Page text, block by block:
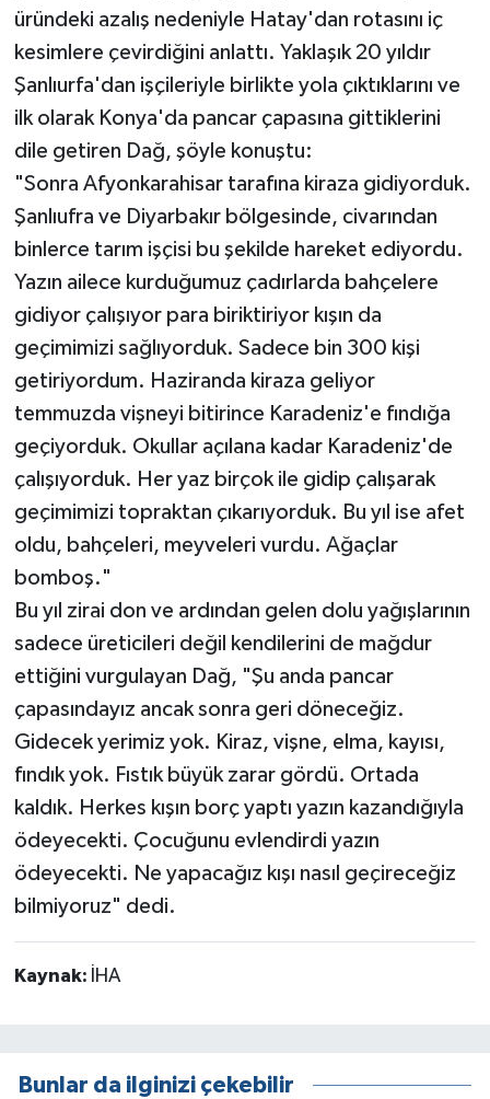
üründeki azalış nedeniyle Hatay'dan rotasını iç
kesimlere çevirdiğini anlattı. Yaklaşık 20 yıldır
Şanlıurfa'dan işçileriyle birlikte yola çıktıklarını ve
ilk olarak Konya'da pancar çapasına gittiklerini
dile getiren Dağ, şöyle konuştu:
"Sonra Afyonkarahisar tarafına kiraza gidiyorduk.
Şanlıufra ve Diyarbakır bölgesinde, civarından
binlerce tarım işçisi bu şekilde hareket ediyordu.
Yazın ailece kurduğumuz çadırlarda bahçelere
gidiyor çalışıyor para biriktiriyor kışın da
geçimimizi sağlıyorduk. Sadece bin 300 kişi
getiriyordum. Haziranda kiraza geliyor
temmuzda vişneyi bitirince Karadeniz'e fındığa
geçiyorduk. Okullar açılana kadar Karadeniz'de
çalışıyorduk. Her yaz birçok ile gidip çalışarak
geçimimizi topraktan çıkarıyorduk. Bu yıl ise afet
oldu, bahçeleri, meyveleri vurdu. Ağaçlar
bomboş."
Bu yıl zirai don ve ardından gelen dolu yağışlarının
sadece üreticileri değil kendilerini de mağdur
ettiğini vurgulayan Dağ, "Şu anda pancar
çapasındayız ancak sonra geri döneceğiz.
Gidecek yerimiz yok. Kiraz, vişne, elma, kayısı,
fındık yok. Fıstık büyük zarar gördü. Ortada
kaldık. Herkes kışın borç yaptı yazın kazandığıyla
ödeyecekti. Çocuğunu evlendirdi yazın
ödeyecekti. Ne yapacağız kışı nasıl geçireceğiz
bilmiyoruz" dedi.
Kaynak: İHA
Bunlar da ilginizi çekebilir